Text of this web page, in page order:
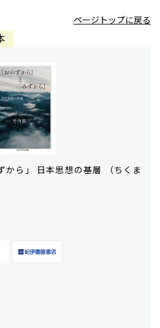
ページトップに戻る
から」 日本思想の基層 （ちくま